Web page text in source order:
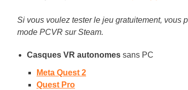
Si vous voulez tester le jeu gratuitement, vous
mode PCVR sur Steam.
Casques VR autonomessans PC
Meta Quest 2
Quest Pro